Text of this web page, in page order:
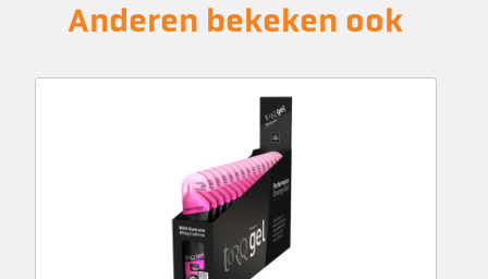
Anderen bekeken ook